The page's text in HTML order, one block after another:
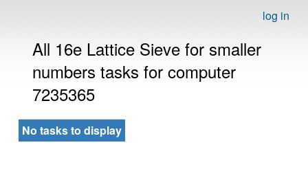
log in
All 16e Lattice Sieve for smaller
numbers tasks for computer
7235365
No tasks to display